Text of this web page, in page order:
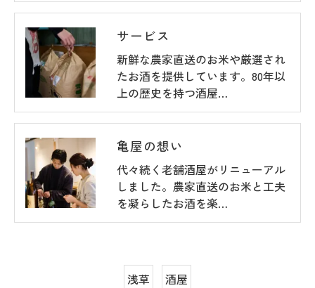
サービス
新鮮な農家直送のお米や厳選され
たお酒を提供しています。80年以
上の歴史を持つ酒屋…
亀屋の想い
代々続く老舗酒屋がリニューアル
しました。農家直送のお米と工夫
を凝らしたお酒を楽…
浅草 酒屋